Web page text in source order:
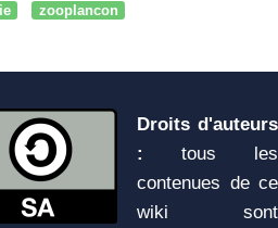
zooplancon
Droits d'auteurs
:
tous les
contenues de ce
wiki sont